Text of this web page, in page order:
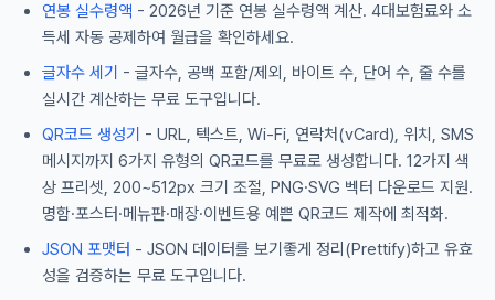
연봉 실수령액 - 2026년 기준 연봉 실수령액 계산. 4대보험료와 소
득세 자동 공제하여 월급을 확인하세요.
글자수 세기 - 글자수, 공백 포함/제외, 바이트 수, 단어 수, 줄 수를
실시간 계산하는 무료 도구입니다.
QR코드 생성기 - URL, 텍스트, Wi-Fi, 연락처(vCard), 위치, SMS
메시지까지 6가지 유형의 QR코드를 무료로 생성합니다. 12가지 색
상 프리셋, 200~512px 크기 조절, PNG·SVG 벡터 다운로드 지원.
명함·포스터·메뉴판·매장·이벤트용 예쁜 QR코드 제작에 최적화.
JSON 포맷터 - JSON 데이터를 보기좋게 정리(Prettify)하고 유효
성을 검증하는 무료 도구입니다.